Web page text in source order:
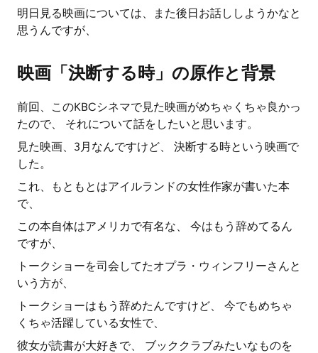
明日見る映画については、また後日お話ししようかなと
思うんですが、
映画「決断する時」の原作と背景
前回、このKBCシネマで見た映画がめちゃくちゃ良かっ
たので、 それについて話をしたいと思います。
見た映画、3月なんですけど、 決断する時という映画で
した。
これ、もともとはアイルランドの女性作家が書いた本
で、
この本自体はアメリカで有名な、 今はもう辞めてるん
ですが、
トークショーを司会してたオプラ・ウィンフリーさんと
いう方が、
トークショーはもう辞めたんですけど、 今でもめちゃ
くちゃ活躍している女性で、
彼女が読書が大好きで、 ブッククラブみたいなものを